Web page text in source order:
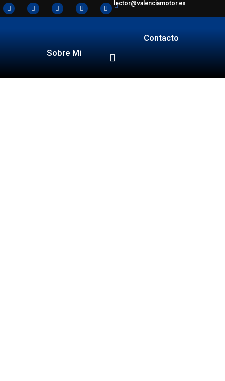
lector@valenciamotor.es
Sobre Mi
Contacto